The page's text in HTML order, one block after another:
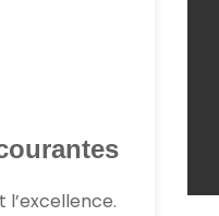
l’excellence.